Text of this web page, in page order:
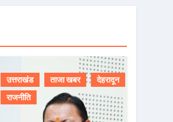
उत्तराखंड ताजा खबर
देहरादून
राजनीति